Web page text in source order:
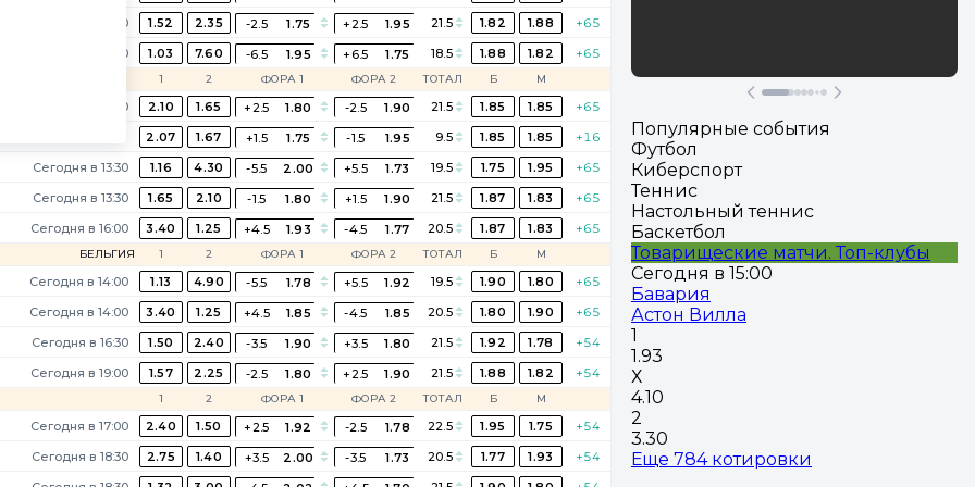
Сегодня в 14:30 1.52 2.35 -2.5 1.75 +2.5 1.95 21.5 1.82 1.88
+65
Сегодня в 15:00 1.03 7.60 -6.5 1.95 +6.5 1.75 18.5 1.88 1.82 +65
1 2 ФОРА 1 ФОРА 2 ТОТАЛ Б М
Сегодня в 12:00 2.10 1.65 +2.5 1.80 -2.5 1.90 21.5 1.85 1.85
+65
2.07 1.67 +1.5 1.75 -1.5 1.95 9.5 1.85 1.85
+16
Сегодня в 13:30 1.16 4.30 -5.5 2.00 +5.5 1.73 19.5 1.75 1.95
+65
Сегодня в 13:30 1.65 2.10 -1.5 1.80 +1.5 1.90 21.5 1.87 1.83
+65
Сегодня в 16:00 3.40 1.25 +4.5 1.93 -4.5 1.77 20.5 1.87 1.83 +65
БЕЛЬГИЯ 1 2 ФОРА 1 ФОРА 2 ТОТАЛ Б М
Сегодня в 14:00 1.13 4.90 -5.5 1.78 +5.5 1.92 19.5 1.90 1.80
+65
Сегодня в 14:00 3.40 1.25 +4.5 1.85 -4.5 1.85 20.5 1.80 1.90
+65
Сегодня в 16:30 1.50 2.40 -3.5 1.90 +3.5 1.80 21.5 1.92 1.78
+54
Сегодня в 19:00 1.57 2.25 -2.5 1.80 +2.5 1.90 21.5 1.88 1.82 +54
1 2 ФОРА 1 ФОРА 2 ТОТАЛ Б М
Сегодня в 17:00 2.40 1.50 +2.5 1.92 -2.5 1.78 22.5 1.95 1.75
+54
Сегодня в 18:30 2.75 1.40 +3.5 2.00 -3.5 1.73 20.5 1.77 1.93
+54
Популярные события
Футбол
Киберспорт
Теннис
Настольный теннис
Баскетбол
Товарищеские матчи. Топ-клубы
Сегодня в 15:00
Бавария
Астон Вилла
1
1.93
Х
4.10
2
3.30
Еще 784 котировки